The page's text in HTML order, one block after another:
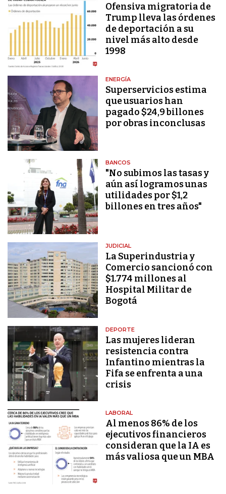
Ofensiva migratoria de
Trump lleva las órdenes
de deportación a su
nivel más alto desde
1998
ENERGÍA
Superservicios estima
que usuarios han
pagado $24,9 billones
por obras inconclusas
BANCOS
"No subimos las tasas y
aún así logramos unas
utilidades por $1,2
billones en tres años"
JUDICIAL
La Superindustria y
Comercio sancionó con
$1.774 millones al
Hospital Militar de
Bogotá
DEPORTE
Las mujeres lideran
resistencia contra
Infantino mientras la
Fifa se enfrenta a una
crisis
LABORAL
Al menos 86% de los
ejecutivos financieros
consideran que la IA es
más valiosa que un MBA